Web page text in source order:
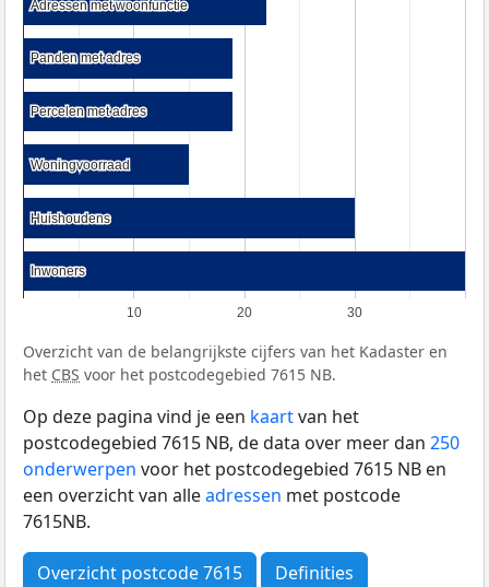
10 20 30
Adressen met woonfunctie
Adressen met woonfunctie
Panden met adres
Panden met adres
Percelen met adres
Percelen met adres
Woningvoorraad
Woningvoorraad
Huishoudens
Huishoudens
Inwoners
Inwoners
Overzicht van de belangrijkste cijfers van het Kadaster en
het CBS voor het postcodegebied 7615 NB.
Op deze pagina vind je een kaartvan het
postcodegebied 7615 NB, de data over meer dan 250
onderwerpen voor het postcodegebied 7615 NB en
een overzicht van alleadressen met postcode
7615NB.
Overzicht postcode 7615 Definities